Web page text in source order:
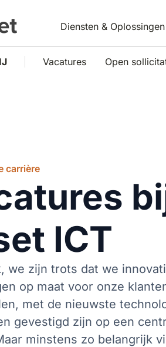
Diensten & Oplossingen
Vacatures Open
ICT
carrière
we zijn trots dat we
op maat voor onze
met de nieuwste
gevestigd zijn op een
minstens zo belangrijk